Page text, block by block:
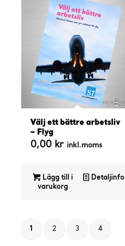
Välj ett bättre arbetsliv
– Flyg
0,00 kr inkl.moms
Lägg till i
varukorg
Detaljinfo
1 2 3 4